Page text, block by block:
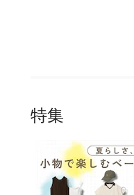
特集